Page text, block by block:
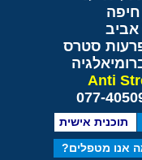
אביב
סטרס
Anti
תוכנית אישית
אנו מטפלים?